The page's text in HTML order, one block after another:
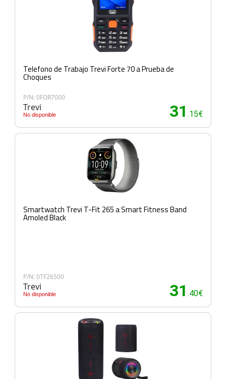
Telefono de Trabajo Trevi Forte 70 a Prueba de
Choques
P/N: 0FOR7000
Trevi
No disponible 31 .15€
Smartwatch Trevi T-Fit 265 a Smart Fitness Band
Amoled Black
P/N: 0TF26500
Trevi
No disponible 31 .40€